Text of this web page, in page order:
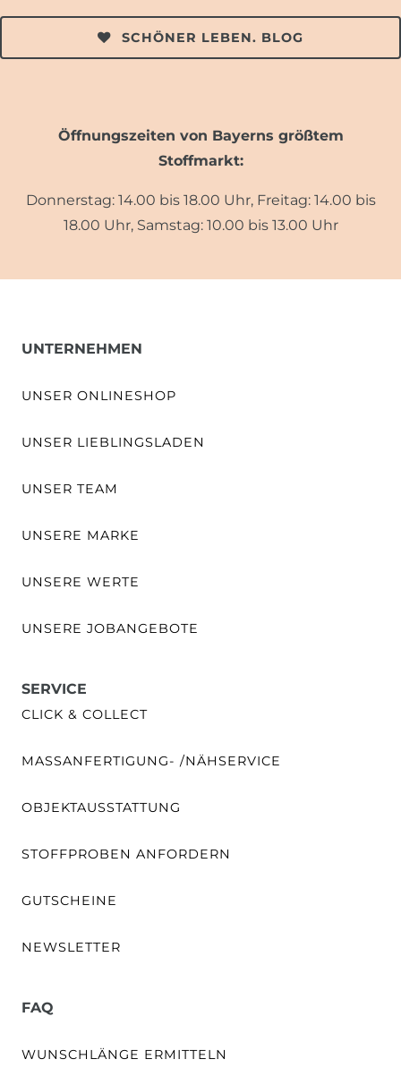
SCHÖNER LEBEN. BLOG
Öffnungszeiten von Bayerns größtem
Stoffmarkt:
Donnerstag: 14.00 bis 18.00 Uhr, Freitag: 14.00 bis
18.00 Uhr, Samstag: 10.00 bis 13.00 Uhr
UNTERNEHMEN
UNSER ONLINESHOP
UNSER LIEBLINGSLADEN
UNSER TEAM
UNSERE MARKE
UNSERE WERTE
UNSERE JOBANGEBOTE
SERVICE
CLICK & COLLECT
MASSANFERTIGUNG- /NÄHSERVICE
OBJEKTAUSSTATTUNG
STOFFPROBEN ANFORDERN
GUTSCHEINE
NEWSLETTER
FAQ
WUNSCHLÄNGE ERMITTELN